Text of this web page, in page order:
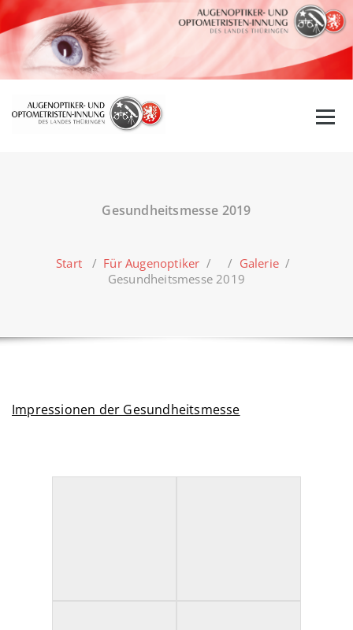
Zum
Inhalt
springen
Gesundheitsmesse 2019
Start/ Für Augenoptiker / / Galerie /
Gesundheitsmesse 2019
Impressionen der Gesundheitsmesse